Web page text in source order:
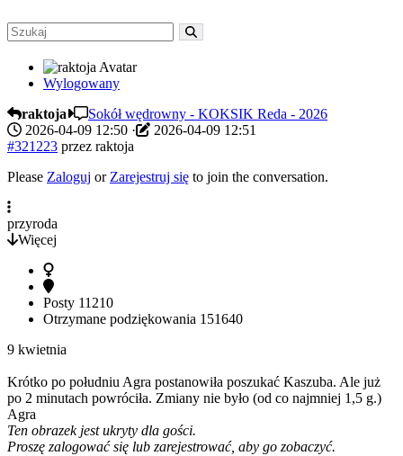
Wylogowany
raktoja
Sokół wędrowny - KOKSIK Reda - 2026
2026-04-09 12:50 ·
2026-04-09 12:51
#321223 przez raktoja
Please Zaloguj or Zarejestruj się to join the conversation.
przyroda
Więcej
Posty 11210
Otrzymane podziękowania 151640
9 kwietnia
Krótko po południu Agra postanowiła poszukać Kaszuba. Ale już
po 2 minutach powróciła. Zmiany nie było (od co najmniej 1,5 g.)
Agra
Ten obrazek jest ukryty dla gości.
Proszę zalogować się lub zarejestrować, aby go zobaczyć.